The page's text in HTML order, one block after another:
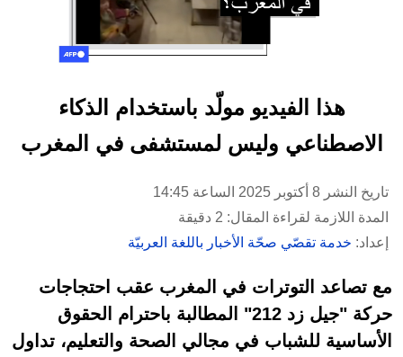
هذا الفيديو مولّد باستخدام الذكاء
الاصطناعي وليس لمستشفى في المغرب
تاريخ النشر 8 أكتوبر 2025 الساعة 14:45
المدة اللازمة لقراءة المقال: 2 دقيقة
إعداد: خدمة تقصّي صحّة الأخبار باللغة العربيّة
مع تصاعد التوترات في المغرب عقب احتجاجات
حركة "جيل زد 212" المطالبة باحترام الحقوق
الأساسية للشباب في مجالي الصحة والتعليم، تداول